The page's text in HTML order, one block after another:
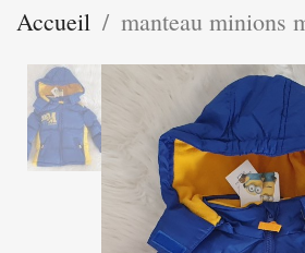
Accueil manteau minions